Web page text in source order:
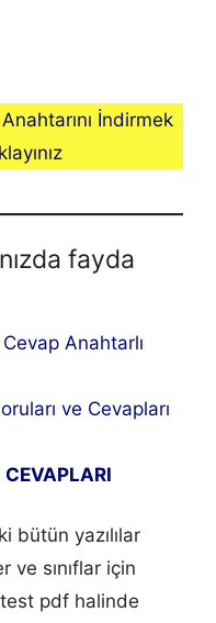
Anahtarını İndirmek
fayda
Cevap Anahtarlı
ve Cevapları
CEVAPLARI
bütün yazılılar
ve sınıflar için
test pdf halinde